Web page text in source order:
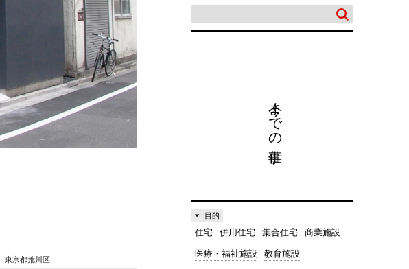
今までの仕事
目的
住宅 併用住宅 集合住宅 商業施設
医療・福祉施設 教育施設
東京都荒川区